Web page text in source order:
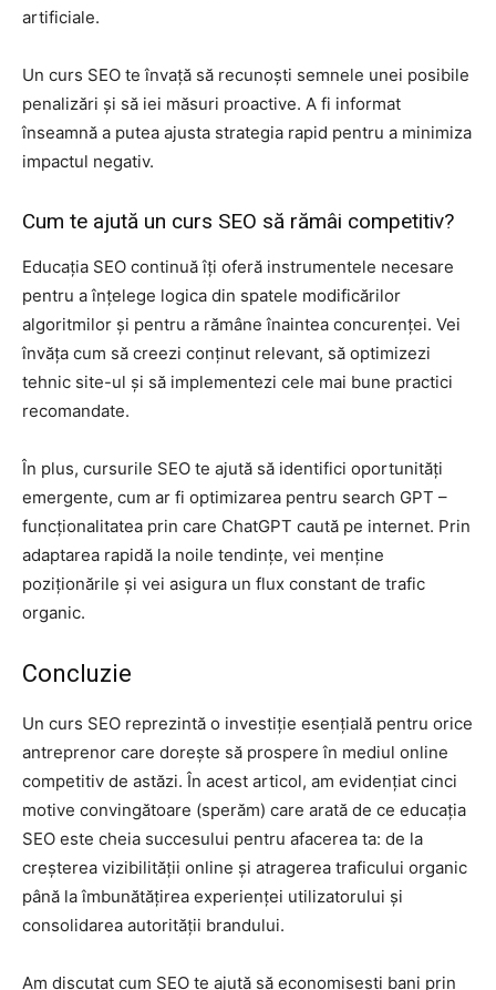
artificiale.
Un curs SEO te învață să recunoști semnele unei posibile
penalizări și să iei măsuri proactive. A fi informat
înseamnă a putea ajusta strategia rapid pentru a minimiza
impactul negativ.
Cum te ajută un curs SEO să rămâi competitiv?
Educația SEO continuă îți oferă instrumentele necesare
pentru a înțelege logica din spatele modificărilor
algoritmilor și pentru a rămâne înaintea concurenței. Vei
învăța cum să creezi conținut relevant, să optimizezi
tehnic site-ul și să implementezi cele mai bune practici
recomandate.
În plus, cursurile SEO te ajută să identifici oportunități
emergente, cum ar fi optimizarea pentru search GPT –
funcționalitatea prin care ChatGPT caută pe internet. Prin
adaptarea rapidă la noile tendințe, vei menține
poziționările și vei asigura un flux constant de trafic
organic.
Concluzie
Un curs SEO reprezintă o investiție esențială pentru orice
antreprenor care dorește să prospere în mediul online
competitiv de astăzi. În acest articol, am evidențiat cinci
motive convingătoare (sperăm) care arată de ce educația
SEO este cheia succesului pentru afacerea ta: de la
creșterea vizibilității online și atragerea traficului organic
până la îmbunătățirea experienței utilizatorului și
consolidarea autorității brandului.
Am discutat cum SEO te ajută să economisești bani prin